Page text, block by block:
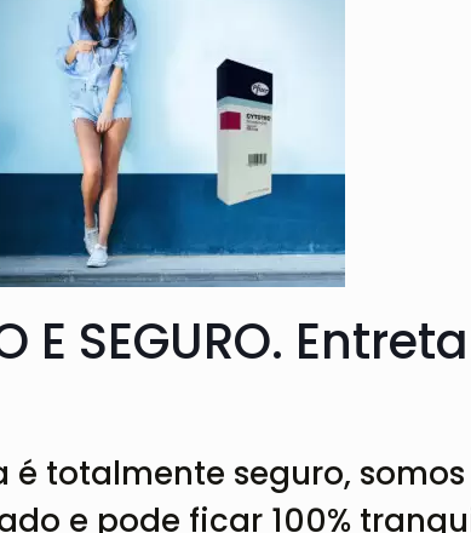
E SEGURO.
totalmente seguro,
e pode ficar 100%